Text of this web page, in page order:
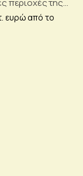
περιοχές της
αμάχων και